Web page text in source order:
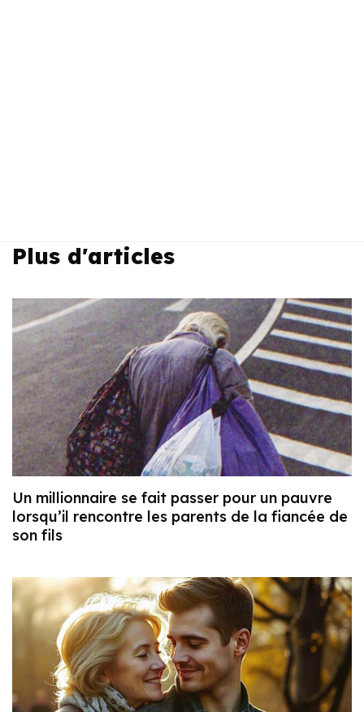
Plus d'articles
Un millionnaire se fait passer pour un pauvre
lorsqu’il rencontre les parents de la fiancée de
son fils